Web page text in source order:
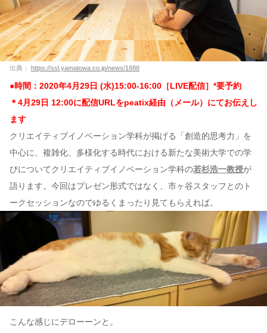
出典： https://ssl.yamatowa.co.jp/news/1888
●時間：2020年4月29日 (水)15:00-16:00［LIVE配信］*要予約
＊4月29日 12:00に配信URLをpeatix経由（メール）にてお伝えし
ます
クリエイティブイノベーション学科が掲げる「創造的思考力」を
中心に、複雑化、多様化する時代における新たな美術大学での学
びについてクリエイティブイノベーション学科の若杉浩一教授が
語ります。今回はプレゼン形式ではなく、市ヶ谷スタッフとのト
ークセッションなのでゆるくまったり見てもらえれば。
こんな感じにデローーンと。